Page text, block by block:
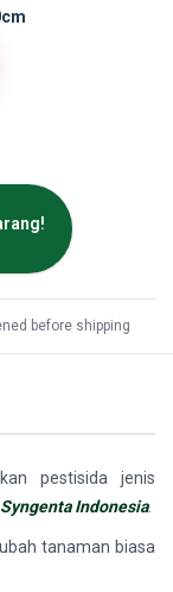
before shipping
pestisida jenis
Indonesia.
tanaman biasa